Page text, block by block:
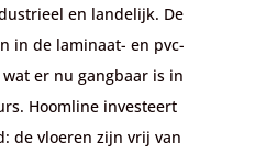
en landelijk. De
in de laminaat- en pvc-
er nu gangbaar is in
Hoomline investeert
de vloeren zijn vrij van